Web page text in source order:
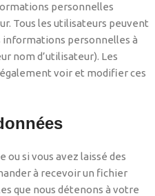
personnelles
Tous les utilisateurs peuvent
personnelles à
nom d’utilisateur). Les
voir et modifier ces
ou si vous avez laissé des
à recevoir un fichier
que nous détenons à votre